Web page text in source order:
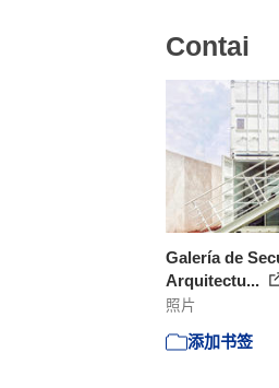
Contai
Galería de
Arquitectu...
照片
添加书签